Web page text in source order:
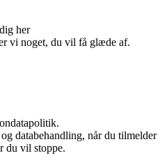
her
vi noget, du vil få glæde af.
databehandling, når du tilmelder
du vil stoppe.